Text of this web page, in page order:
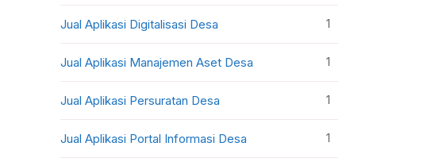
Jual Aplikasi Digitalisasi Desa 1
Jual Aplikasi Manajemen Aset Desa 1
Jual Aplikasi Persuratan Desa 1
Jual Aplikasi Portal Informasi Desa 1